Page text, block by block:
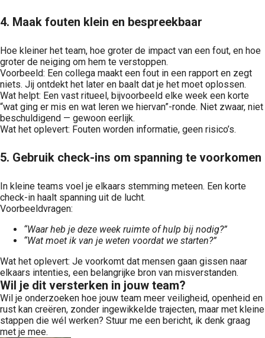
4. Maak fouten klein en bespreekbaar
Hoe kleiner het team, hoe groter de impact van een fout, en hoe
groter de neiging om hem te verstoppen.
Voorbeeld: Een collega maakt een fout in een rapport en zegt
niets. Jij ontdekt het later en baalt dat je het moet oplossen.
Wat helpt: Een vast ritueel, bijvoorbeeld elke week een korte
“wat ging er mis en wat leren we hiervan”-ronde. Niet zwaar, niet
beschuldigend — gewoon eerlijk.
Wat het oplevert: Fouten worden informatie, geen risico’s.
5. Gebruik check-ins om spanning te voorkomen
In kleine teams voel je elkaars stemming meteen. Een korte
check-in haalt spanning uit de lucht.
Voorbeeldvragen:
“Waar heb je deze week ruimte of hulp bij nodig?”
“Wat moet ik van je weten voordat we starten?”
Wat het oplevert: Je voorkomt dat mensen gaan gissen naar
elkaars intenties, een belangrijke bron van misverstanden.
Wil je dit versterken in jouw team?
Wil je onderzoeken hoe jouw team meer veiligheid, openheid en
rust kan creëren, zonder ingewikkelde trajecten, maar met kleine
stappen die wél werken? Stuur me een bericht, ik denk graag
met je mee.